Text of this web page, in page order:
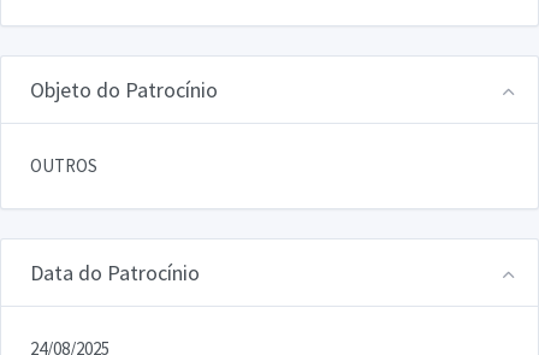
Objeto do Patrocínio
OUTROS
Data do Patrocínio
24/08/2025